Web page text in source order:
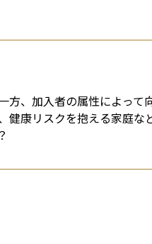
、加入者の属性によって
康リスクを抱える家庭な